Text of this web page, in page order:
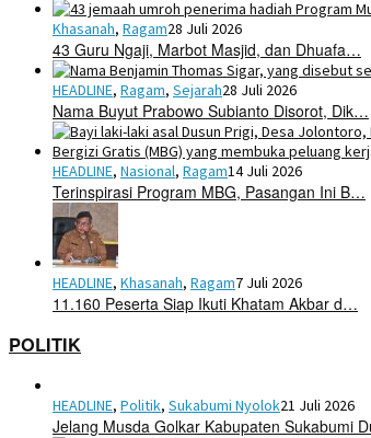
Khasanah, Ragam28 Juli 2026
43 Guru Ngaji, Marbot Masjid, dan Dhuafa…
HEADLINE, Ragam, Sejarah28 Juli 2026
Nama Buyut Prabowo Subianto Disorot, Dik…
HEADLINE, Nasional, Ragam14 Juli 2026
Terinspirasi Program MBG, Pasangan Ini B…
HEADLINE, Khasanah, Ragam7 Juli 2026
11.160 Peserta Siap Ikuti Khatam Akbar d…
POLITIK
HEADLINE, Politik, Sukabumi Nyolok21 Juli 2026
Jelang Musda Golkar Kabupaten Sukabumi